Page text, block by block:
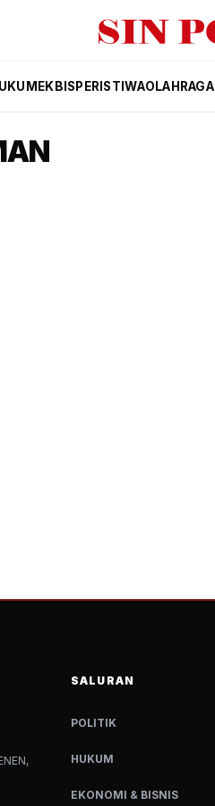
EKBIS PERISTIWAOLAHRAGA
SALURAN
POLITIK
HUKUM
EKONOMI & BISNIS